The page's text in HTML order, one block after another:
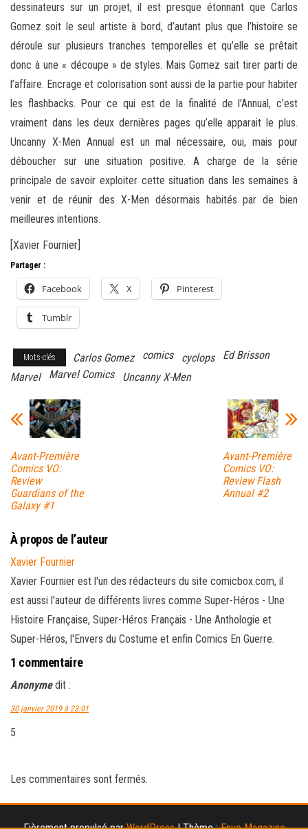
dessinateurs sur un projet, il est presque étonnant que Carlos
Gomez soit le seul artiste à bord, d’autant plus que l’histoire se
déroule sur plusieurs tranches temporelles et qu’elle se prêtait
donc à une « découpe » de styles. Mais Gomez sait tirer parti de
l’affaire. Encrage et colorisation sont aussi de la partie pour habiter
les flashbacks. Pour ce qui est de la finalité de l’Annual, c’est
vraiment dans les deux dernières pages qu’elle apparait le plus.
Uncanny X-Men Annual est un mal nécessaire, oui, mais pour
déboucher sur une situation positive. A charge de la série
principale de savoir exploiter cette situation dans les semaines à
venir et de réunir des X-Men désormais habités par de bien
meilleures intentions.
[Xavier Fournier]
Partager :
Facebook X Pinterest
Tumblr
Mots-clés Carlos Gomez comics cyclops
Ed Brisson
Marvel
Marvel Comics Uncanny X-Men
Avant-Première
Comics VO:
Review
Guardians of the
Galaxy #1
Avant-Première
Comics VO:
Review Flash
Annual #2
À propos de l’auteur
Xavier Fournier
Xavier Fournier est l'un des rédacteurs du site comicbox.com, il
est aussi l'auteur de différents livres comme Super-Héros - Une
Histoire Française, Super-Héros Français - Une Anthologie et
Super-Héros, l'Envers du Costume et enfin Comics En Guerre.
1 commentaire
Anonyme dit :
30 janvier 2019 à 23:01
5
Les commentaires sont fermés.